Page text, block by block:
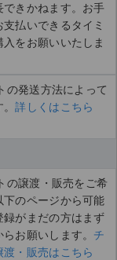
できかねます。お手
払いできるタイミ
入をお願いいたしま
の発送方法によって
。詳しくはこちら
の譲渡・販売をご希
下のページから可能
録がまだの方はまず
お願いします。 チ
渡・販売はこちら